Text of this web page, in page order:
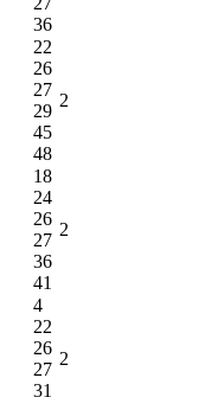
36
22
26
27
29
45
48
2
18
24
26
27
36
41
2
4
22
26
27
31
2